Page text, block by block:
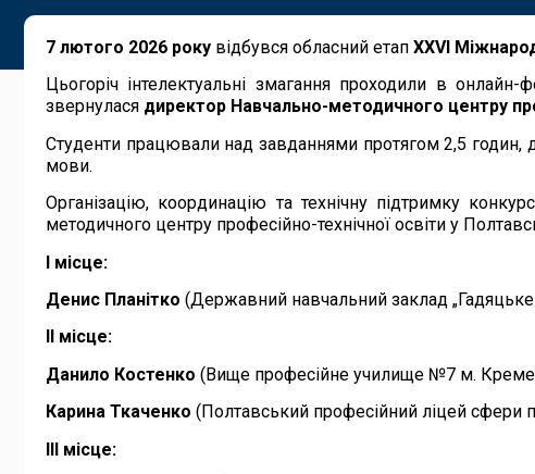
7 лютого 2026 року відбувся обласний етап XXVІ
Цьогоріч інтелектуальні змагання проходили в
звернулася директор Навчально-методичного центру
Студенти працювали над завданнями протягом 2,5 годин,
мови.
Організацію, координацію та технічну підтримку
методичного центру професійно-технічної освіти у
І місце:
Денис Планітко (Державний навчальний заклад
ІІ місце:
Данило Костенко (Вище професійне училище №7 м.
Карина Ткаченко (Полтавський професійний ліцей сфери
ІІІ місце: